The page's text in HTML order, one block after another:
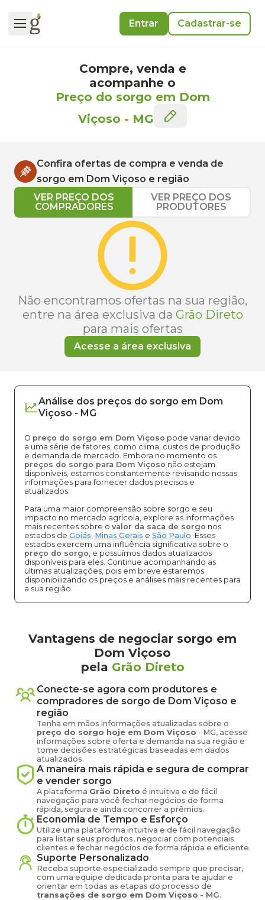
Entrar Cadastrar-se
Compre, venda e
acompanhe o
Preço do sorgo em Dom
Viçoso - MG
Confira ofertas de compra e venda de
sorgo em Dom Viçoso e região
VER PREÇO DOS
COMPRADORES
VER PREÇO DOS
PRODUTORES
Não encontramos ofertas na sua região,
entre na área exclusiva da Grão Direto
para mais ofertas
Acesse a área exclusiva
Análise dos preços do sorgo em Dom
Viçoso - MG
O preço do sorgo em Dom Viçoso pode variar devido
a uma série de fatores, como clima, custos de produção
e demanda de mercado. Embora no momento os
preços do sorgo para Dom Viçoso não estejam
disponíveis, estamos constantemente revisando nossas
informações para fornecer dados precisos e
atualizados.
Para uma maior compreensão sobre sorgo e seu
impacto no mercado agrícola, explore as informações
mais recentes sobre o valor da saca de sorgo nos
estados de Goiás, Minas Gerais e São Paulo. Esses
estados exercem uma influência significativa sobre o
preço do sorgo, e possuímos dados atualizados
disponíveis para eles. Continue acompanhando as
últimas atualizações, pois em breve estaremos
disponibilizando os preços e análises mais recentes para
a sua região.
Vantagens de negociar sorgo em
Dom Viçoso
pela Grão Direto
Conecte-se agora com produtores e
compradores de sorgo de Dom Viçoso e
região
Tenha em mãos informações atualizadas sobre o
preço do sorgo hoje em Dom Viçoso - MG, acesse
informações sobre oferta e demanda na sua região e
tome decisões estratégicas baseadas em dados
atualizados.
A maneira mais rápida e segura de comprar
e vender sorgo
A plataforma Grão Direto é intuitiva e de fácil
navegação para você fechar negócios de forma
rápida, segura e ainda concorrer a prêmios.
Economia de Tempo e Esforço
Utilize uma plataforma intuitiva e de fácil navegação
para listar seus produtos, negociar com potenciais
clientes e fechar negócios de forma rápida e eficiente.
Suporte Personalizado
Receba suporte especializado sempre que precisar,
com uma equipe dedicada pronta para te ajudar e
orientar em todas as etapas do processo de
transações de sorgo em Dom Viçoso - MG.